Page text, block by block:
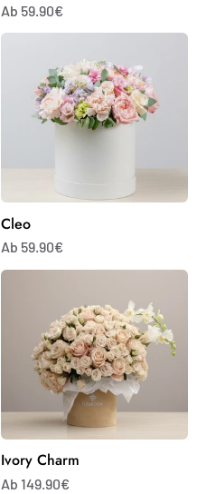
Ab 59.90€
Cleo
Ab 59.90€
Ivory
Ivory Charm
Ab 149.90€